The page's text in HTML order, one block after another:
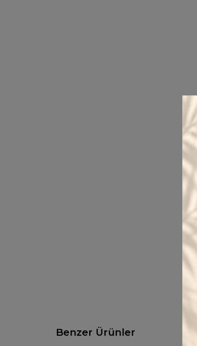
Benzer Ürünler